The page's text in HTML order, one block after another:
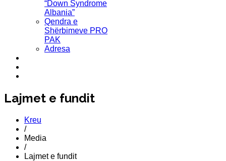
“Down Syndrome
Albania”
Qendra e
Shërbimeve PRO
PAK
Adresa
Lajmet e fundit
Kreu
/
Media
/
Lajmet e fundit